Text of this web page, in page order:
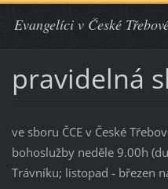
Evangelíci v České
pravidelná
ve sboru ČCE v České
bohoslužby neděle 9.00h
Trávníku; listopad - březen